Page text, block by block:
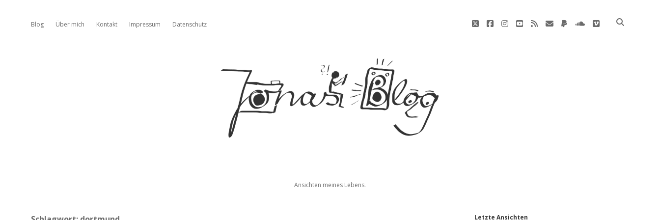
Blog Über mich Kontakt Impressum Datenschutz twitterfacebookinstagram
youtube
rss E-
paypalsoundcloud
vimeo
Jonas'
Ansichten meines Lebens.
Letzte Ansichten